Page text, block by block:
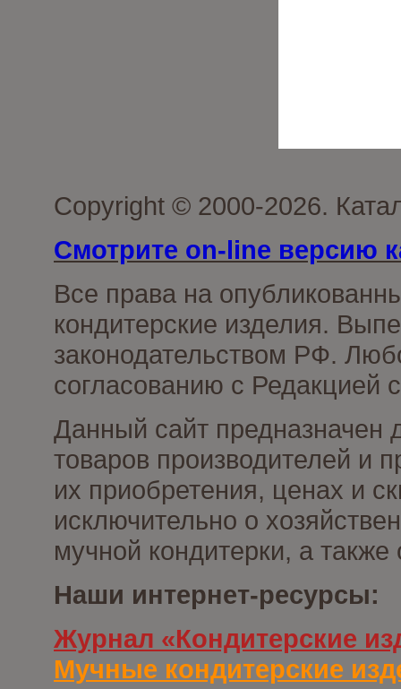
Copyright © 2000-2026.
Смотрите on-line версию
Все права на
кондитерские изделия.
законодательством РФ.
согласованию с Редакцией
Данный сайт предназначен
товаров производителей и
их приобретения, ценах и
исключительно о
мучной кондитерки, а
Наши интернет-ресурсы:
Журнал «Кондитерские
Мучные кондитерские